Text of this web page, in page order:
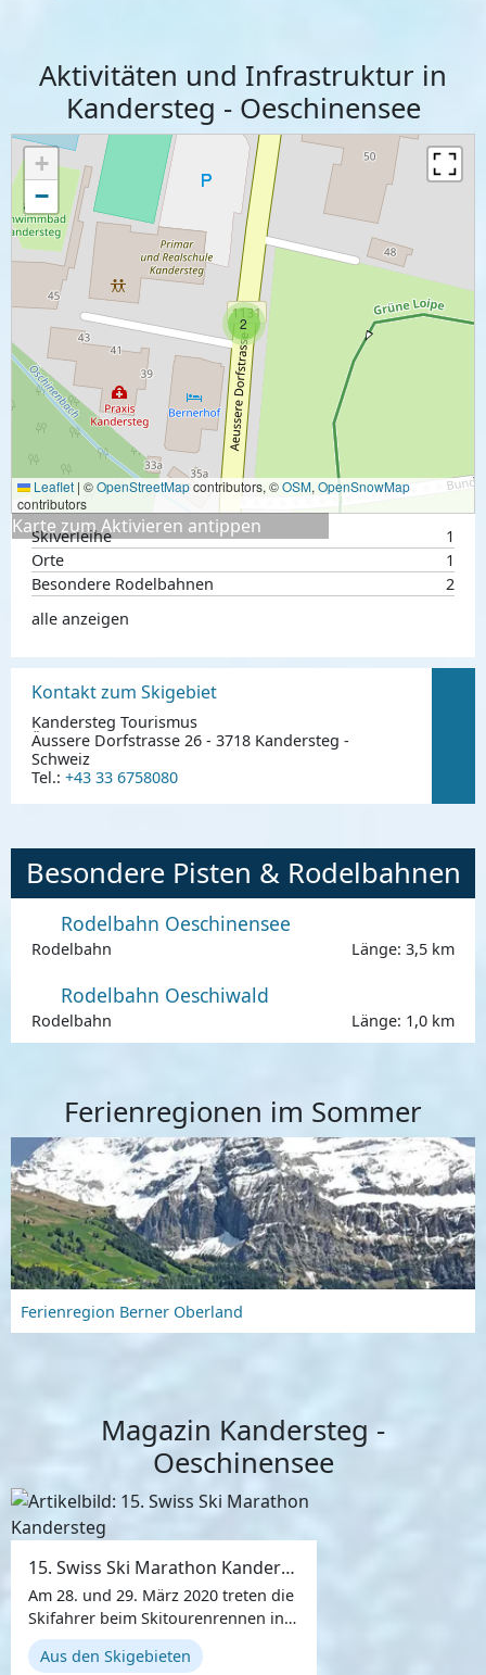
Aktivitäten und Infrastruktur in
Kandersteg - Oeschinensee
Skiverleihe
1
Orte
1
Besondere Rodelbahnen
2
alle anzeigen
2
+
−
Leaflet | ©OpenStreetMapcontributors, ©OSM, OpenSnowMap
contributors
Karte zum Aktivieren antippen
Kontakt zum Skigebiet
Kandersteg Tourismus
Äussere Dorfstrasse 26 - 3718 Kandersteg -
Schweiz
Tel.: +43 33 6758080
Besondere Pisten & Rodelbahnen
Rodelbahn Oeschinensee
Rodelbahn Länge: 3,5 km
Rodelbahn Oeschiwald
Rodelbahn Länge: 1,0 km
Ferienregionen im Sommer
Ferienregion Berner Oberland
Magazin Kandersteg -
Oeschinensee
15. Swiss Ski Marathon Kandersteg
Am 28. und 29. März 2020 treten die
Skifahrer beim Skitourenrennen in
2er- oder 3er-Teams im Schweizer
Ort Kandersteg gegeneinander an.
Aus den Skigebieten